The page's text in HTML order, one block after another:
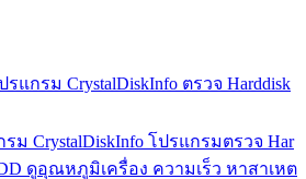
รแกรม CrystalDiskInfo ตรวจ Harddisk
ม CrystalDiskInfo โปรแกรมตรวจ Har
ดูอุณหภูมิเครื่อง ความเร็ว หาสาเหต